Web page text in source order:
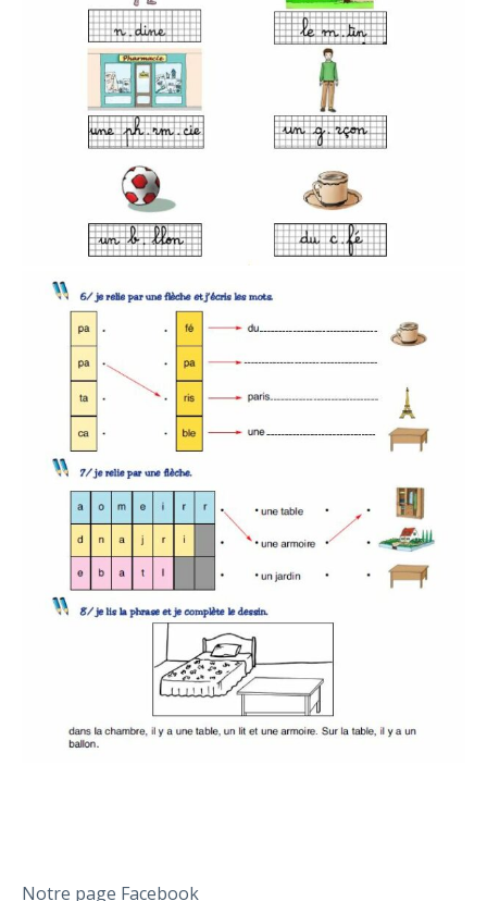
Notre page Facebook